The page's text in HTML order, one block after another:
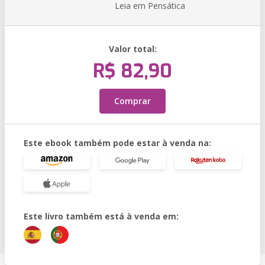
Leia em Pensática
Valor total:
R$ 82,90
Comprar
Este ebook também pode estar à venda na:
Este livro também está à venda em: